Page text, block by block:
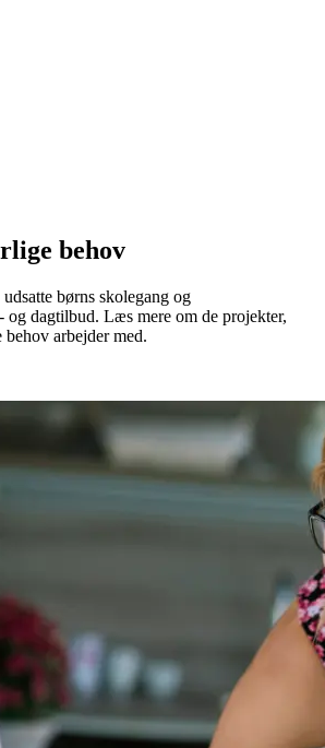
behov
børns skolegang og
dagtilbud. Læs mere om de projekter,
arbejder med.